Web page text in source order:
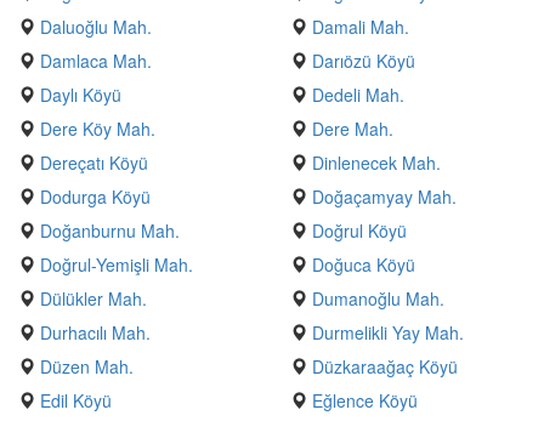
Daluoğlu Mah.
Damali Mah.
Damlaca Mah.
Darıözü Köyü
Daylı Köyü
Dedeli Mah.
Dere Köy Mah.
Dere Mah.
Dereçatı Köyü
Dinlenecek Mah.
Dodurga Köyü
Doğaçamyay Mah.
Doğanburnu Mah.
Doğrul Köyü
Doğrul-Yemişli Mah.
Doğuca Köyü
Dülükler Mah.
Dumanoğlu Mah.
Durhacılı Mah.
Durmelikli Yay Mah.
Düzen Mah.
Düzkaraağaç Köyü
Edil Köyü
Eğlence Köyü